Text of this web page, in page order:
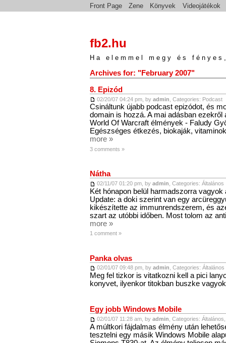
Front Page Zene Könyvek Videojátékok
fb2.hu
Ha elemmel megy és
Archives for: "February 2007"
8. Epizód
02/20/07 04:24 pm, by admin , Categories: Podcast
Csináltunk újabb podcast epizódot, és
domain is hozzá. A mai adásban ezekről
World Of Warcraft élmények - Faludy
Egészséges étkezés, biokaják,
more »
3 comments »
Nátha
02/11/07 01:20 pm, by admin , Categories: Általános
Két hónapon belül harmadszorra
Update: a doki szerint van egy
kikészítette az immunrendszerem, és
szart az utóbbi időben. Most tolom az
more »
1 comment »
Panka olvas
02/01/07 09:48 pm, by admin , Categories: Általános
Meg fel tizkor is vitatkozni kell a pici
konyvet, ilyenkor titokban buszke
Egy jobb Windows Mobile
02/01/07 11:28 am, by admin , Categories: Általános
A múltkori fájdalmas élmény után
tesztelni egy másik Windows Mobile